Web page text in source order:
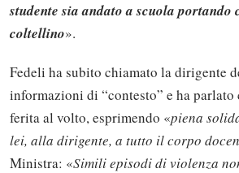
studente sia andato a scuola portando
coltellino».
Fedeli ha subito chiamato la dirigente
informazioni di “contesto” e ha parlato
ferita al volto, esprimendo «piena
lei, alla dirigente, a tutto il corpo
Ministra: «Simili episodi di violenza